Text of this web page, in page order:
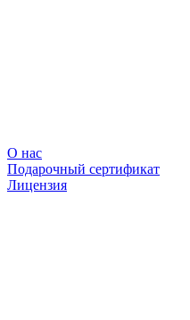
О нас
Подарочный сертификат
Лицензия